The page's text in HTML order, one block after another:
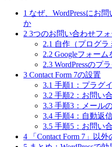
1 なぜ、WordPressにお
か
2 3つのお問い合わせフ
2.1 自作（プログラ
2.2 Googleフォーム
2.3 WordPressのプ
3 Contact Form 7の設置
3.1 手順1：プラグ
3.2 手順2：お問い
3.3 手順3：メール
3.4 手順4：自動返
3.5 手順5：お問い
4 「Contact Form 7」以